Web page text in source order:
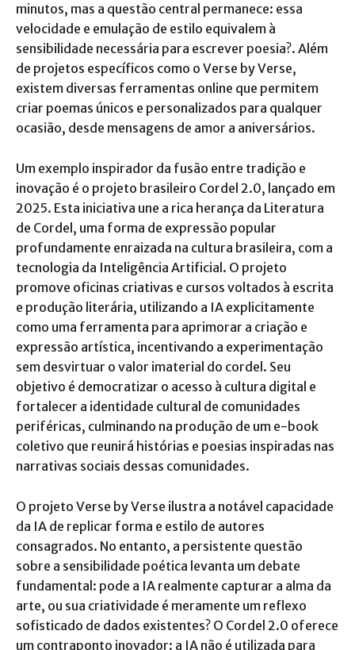
minutos, mas a questão central permanece: essa
velocidade e emulação de estilo equivalem à
sensibilidade necessária para escrever poesia?. Além
de projetos específicos como o Verse by Verse,
existem diversas ferramentas online que permitem
criar poemas únicos e personalizados para qualquer
ocasião, desde mensagens de amor a aniversários.
Um exemplo inspirador da fusão entre tradição e
inovação é o projeto brasileiro Cordel 2.0, lançado em
2025. Esta iniciativa une a rica herança da Literatura
de Cordel, uma forma de expressão popular
profundamente enraizada na cultura brasileira, com a
tecnologia da Inteligência Artificial. O projeto
promove oficinas criativas e cursos voltados à escrita
e produção literária, utilizando a IA explicitamente
como uma ferramenta para aprimorar a criação e
expressão artística, incentivando a experimentação
sem desvirtuar o valor imaterial do cordel. Seu
objetivo é democratizar o acesso à cultura digital e
fortalecer a identidade cultural de comunidades
periféricas, culminando na produção de um e-book
coletivo que reunirá histórias e poesias inspiradas nas
narrativas sociais dessas comunidades.
O projeto Verse by Verse ilustra a notável capacidade
da IA de replicar forma e estilo de autores
consagrados. No entanto, a persistente questão
sobre a sensibilidade poética levanta um debate
fundamental: pode a IA realmente capturar a alma da
arte, ou sua criatividade é meramente um reflexo
sofisticado de dados existentes? O Cordel 2.0 oferece
um contraponto inovador: a IA não é utilizada para